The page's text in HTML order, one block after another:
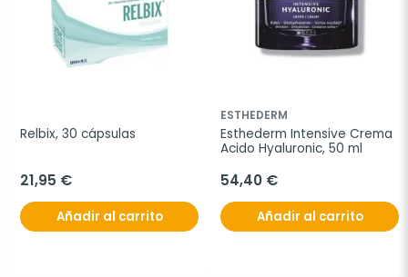
Relbix, 30 cápsulas
21,95 €
Añadir al carrito
ESTHEDERM
Esthederm Intensive Crema
Acido Hyaluronic, 50 ml
54,40 €
Añadir al carrito